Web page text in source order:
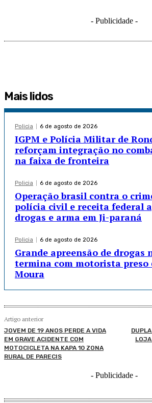
- Publicidade -
Mais lidos
Policia 6 de agosto de 2026
IGPM e Polícia Militar de
reforçam integração no
na faixa de fronteira
Policia 6 de agosto de 2026
Operação brasil contra o
polícia civil e receita federal
drogas e arma em Ji-paraná
Policia 6 de agosto de 2026
Grande apreensão de drogas
termina com motorista preso
Moura
Artigo anterior
JOVEM DE 19 ANOS PERDE A VIDA
EM GRAVE ACIDENTE COM
MOTOCICLETA NA KAPA 10 ZONA
RURAL DE PARECIS
- Publicidade -